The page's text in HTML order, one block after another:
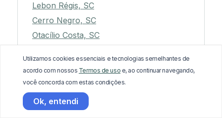
Lebon Régis, SC
Cerro Negro, SC
Otacílio Costa, SC
Águas Mornas, SC
Morro da Fumaça, SC
Trombudo Central, SC
Utilizamos cookies essenciais e tecnologias semelhantes de
acordo com nossos Termos de uso e, ao continuar navegando,
você concorda com estas condições.
Ok, entendi